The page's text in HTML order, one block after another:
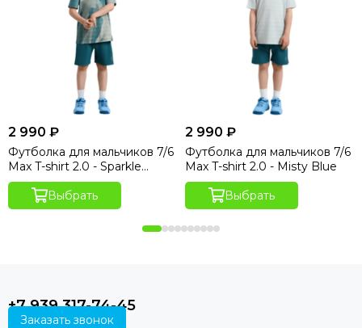
2 990 ₽
Футболка для мальчиков 7/6
Max T-shirt 2.0 - Sparkle
Hydro Print
Выбрать
2 990 ₽
Футболка для мальчиков 7/6
Max T-shirt 2.0 - Misty Blue
Выбрать
+7 939 317-74-45
Заказать звонок